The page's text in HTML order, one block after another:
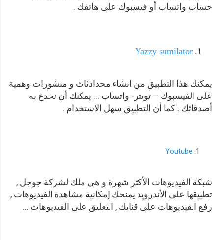
حساب واتساب أو فيسبوك على هاتفك .
Yazzy sumilator
يمكنك هذا التطبيق من انشاء محدادثاث و منشورات وهمية
على الفيسبوك – تويتر- واتساب ... يمكنك أن تخدع به
أصدقائك . كما أن التطبيق سهل الاستخدام .
Youtube
شبكة الفيديوهات الأكثر شهرة و هي ملك لشركة جوجل ,
تطبيقها على الأندرويد يمنحك إمكانية مشاهدة الفيديوهات ,
رفع الفيديوهات على قناتك , التعليق على الفيديوهات ...